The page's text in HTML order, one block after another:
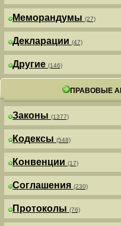
Меморандумы (27)
Декларации (47)
Другие (146)
ПРАВОВЫЕ
Законы (1377)
Кодексы (548)
Конвенции (17)
Соглашения (230)
Протоколы (76)